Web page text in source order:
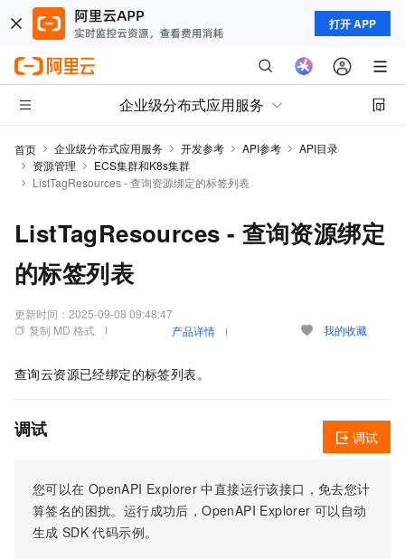
打开 APP
企业级分布式应用服务
首页 企业级分布式应用服务 开发参考 API参考
API目录
资源管理
ECS集群和K8s集群
ListTagResources - 查询资源绑定的标签列表
ListTagResources - 查询资源绑定
的标签列表
更新时间： 2025-09-08 09:48:47
复制 MD 格式
产品详情 我的收藏
查询云资源已经绑定的标签列表。
调试
您可以在 OpenAPI Explorer 中直接运行该接口，免去您计
算签名的困扰。运行成功后，OpenAPI Explorer 可以自动
生成 SDK 代码示例。
调试